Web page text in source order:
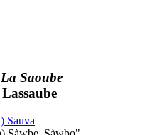
La Saoube
Sauva